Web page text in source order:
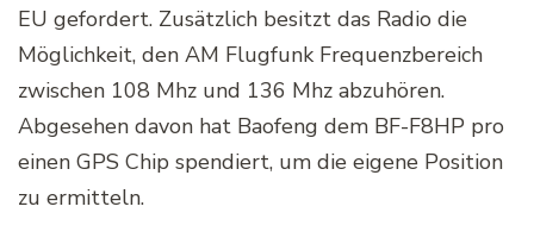
EU gefordert. Zusätzlich besitzt das Radio die
Möglichkeit, den AM Flugfunk Frequenzbereich
zwischen 108 Mhz und 136 Mhz abzuhören.
Abgesehen davon hat Baofeng dem BF-F8HP pro
einen GPS Chip spendiert, um die eigene Position
zu ermitteln.